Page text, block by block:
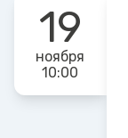
19
ноября
10:00